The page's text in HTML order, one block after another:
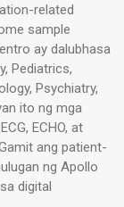
related
sample
ay dalubhasa
Pediatrics,
Psychiatry,
ito ng mga
ECHO, at
ang patient-
ng Apollo
digital